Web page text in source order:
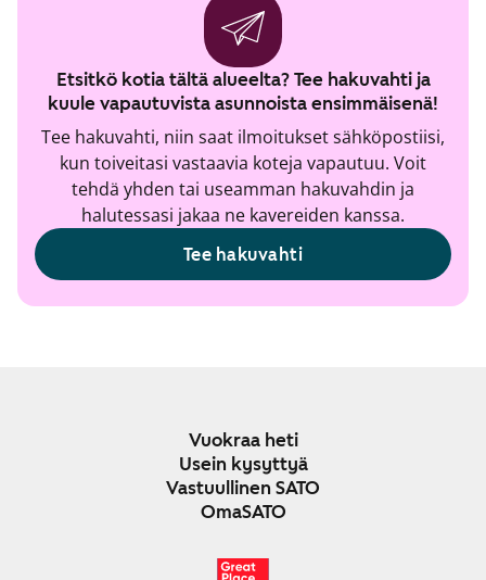
Etsitkö kotia tältä alueelta? Tee hakuvahti ja
kuule vapautuvista asunnoista ensimmäisenä!
Tee hakuvahti, niin saat ilmoitukset sähköpostiisi,
kun toiveitasi vastaavia koteja vapautuu. Voit
tehdä yhden tai useamman hakuvahdin ja
halutessasi jakaa ne kavereiden kanssa.
Tee hakuvahti
Vuokraa heti
Usein kysyttyä
Vastuullinen SATO
OmaSATO